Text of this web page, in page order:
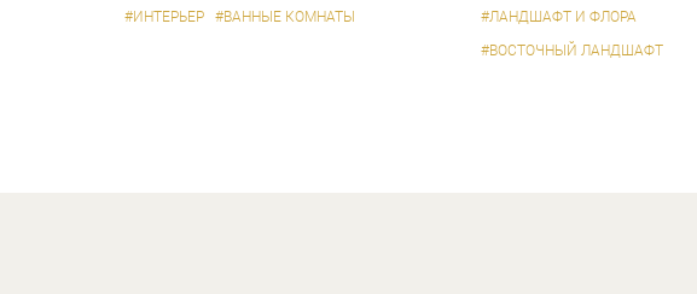
#ИНТЕРЬЕР #ВАННЫЕ КОМНАТЫ
#ЛАНДШАФТ И ФЛОРА
#ВОСТОЧНЫЙ ЛАНДШАФТ